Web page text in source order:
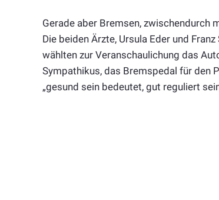
Gerade aber Bremsen, zwischendurch
Die beiden Ärzte, Ursula Eder und
wählten zur Veranschaulichung das
Sympathikus, das Bremspedal für den
„gesund sein bedeutet, gut reguliert